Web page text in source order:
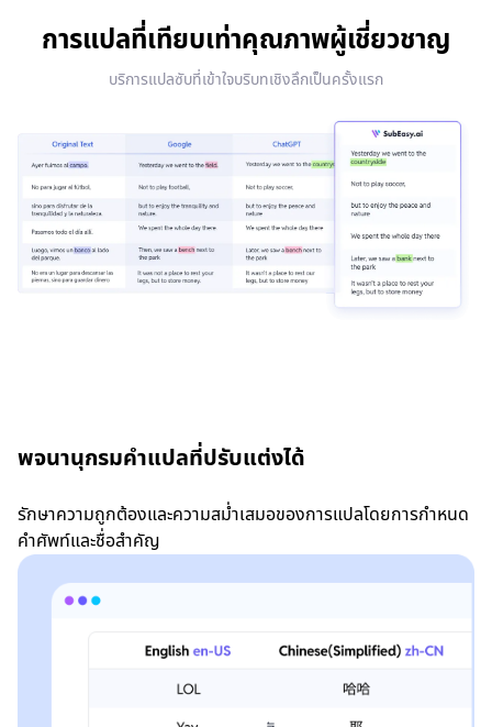
การแปลที่เทียบเท่าคุณภาพผู้เชี่ยวชาญ
บริการแปลซับที่เข้าใจบริบทเชิงลึกเป็นครั้งแรก
พจนานุกรมคำแปลที่ปรับแต่งได้
รักษาความถูกต้องและความสม่ำเสมอของการแปลโดยการกำหนด
คำศัพท์และชื่อสำคัญ